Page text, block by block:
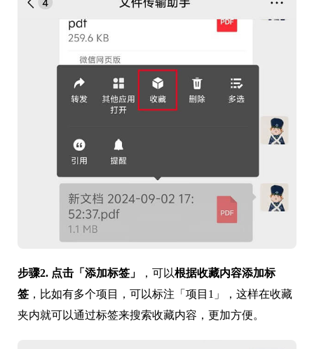
步骤2. 点击「添加标签」 ，可以根据收藏内容添加标
签 ，比如有多个项目，可以标注「项目1」，这样在收藏
夹内就可以通过标签来搜索收藏内容，更加方便。